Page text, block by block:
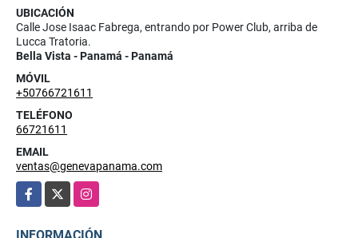
UBICACIÓN
Calle Jose Isaac Fabrega, entrando por Power Club, arriba de
Lucca Tratoria.
Bella Vista - Panamá - Panamá
MÓVIL
+50766721611
TELÉFONO
66721611
EMAIL
ventas@genevapanama.com
Facebook
Instagram